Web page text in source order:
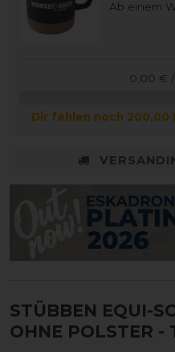
Ab einem
0,00 €
Dir fehlen noch 200,00
STÜBBEN EQUI-
OHNE POLSTER -